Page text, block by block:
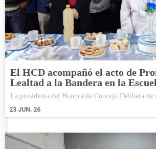
El HCD acompañó el acto de
Lealtad a la Bandera en la
23 JUN, 26
La presidenta del Honorable Concejo Deliberante